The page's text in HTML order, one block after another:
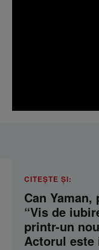
CITEȘTE ȘI:
Can
“Vis de
printr-un
Actorul este